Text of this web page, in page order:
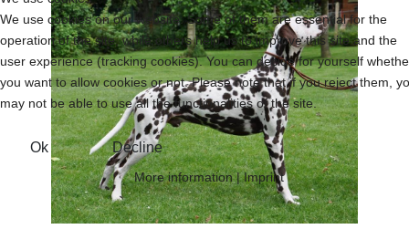
We use cookies on our website. Some of them are essential for the
operation of the site, while others help us to improve this site and the
user experience (tracking cookies). You can decide for yourself
you want to allow cookies or not. Please note that if you reject them,
may not be able to use all the functionalities of the site.
Ok Decline
More information|Imprint